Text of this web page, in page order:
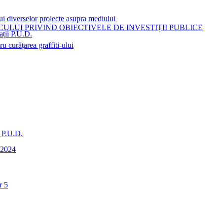
P.U.D.
5
diverselor proiecte asupra mediului
PRIVIND OBIECTIVELE DE INVESTIȚII PUBLICE
curățarea graffiti-ului